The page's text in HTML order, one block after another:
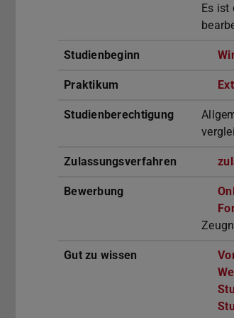
Es ist
Studienbeginn
Praktikum
Studienberechtigung
Zulassungsverfahren
Bewerbung
Gut zu wissen